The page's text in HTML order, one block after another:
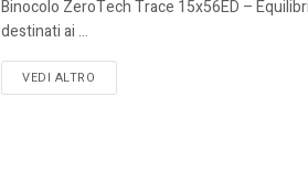
Binocolo ZeroTech Trace 15x56ED –
destinati ai ...
VEDI ALTRO